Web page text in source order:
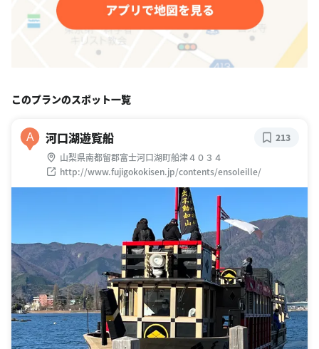
このプランのスポット一覧
A 河口湖遊覧船
山梨県南都留郡富士河口湖町船津４０３４
http://www.fujigokokisen.jp/contents/ensoleille/
213